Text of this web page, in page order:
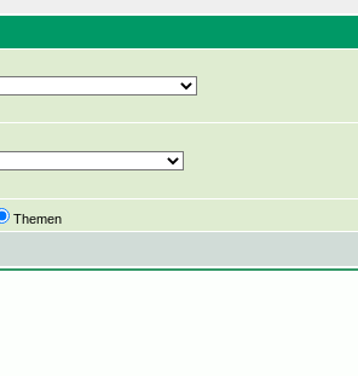
Themen